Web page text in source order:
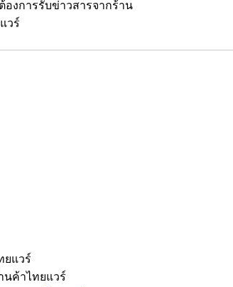
องการรับข่าวสารจากร้าน
วร์
ยแวร์
นค้าไทยแวร์